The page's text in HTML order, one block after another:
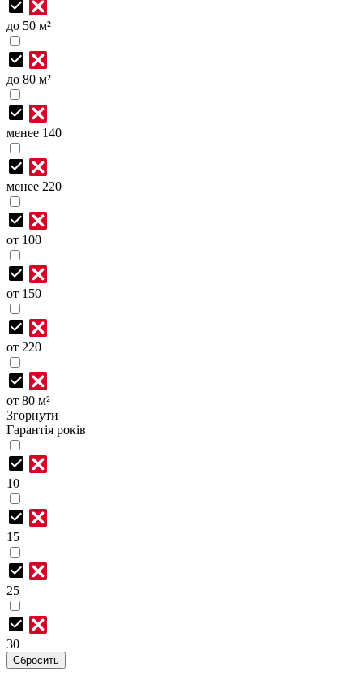
до 50 м²
до 80 м²
менее 140
менее 220
от 100
от 150
от 220
от 80 м²
Згорнути
Гарантія років
10
15
25
30